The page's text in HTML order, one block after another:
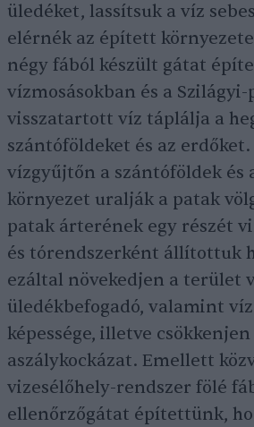
üledéket, lassítsuk a víz
elérnék az épített
négy fából készült gátat
vízmosásokban és a
visszatartott víz táplálja a
szántóföldeket és az erdőket.
vízgyűjtőn a szántóföldek és
környezet uralják a patak
patak árterének egy részét
és tórendszerként állítottuk
ezáltal növekedjen a terület
üledékbefogadó, valamint
képessége, illetve csökkenjen
aszálykockázat. Emellett
vizesélőhely-rendszer fölé
ellenőrzőgátat építettünk,